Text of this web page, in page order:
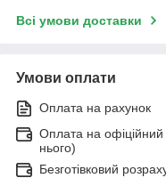
Всі умови доставки
Умови оплати
Оплата на рахунок
Оплата на
нього)
Безготівковий